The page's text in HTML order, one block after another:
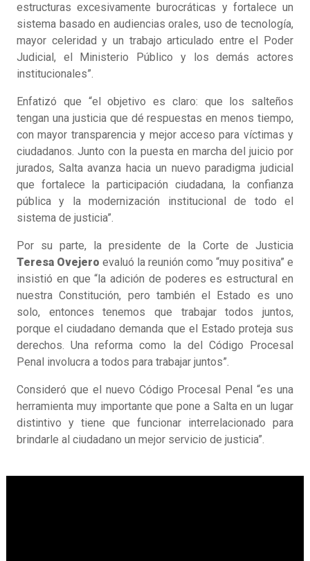
estructuras excesivamente burocráticas y fortalece un
sistema basado en audiencias orales, uso de tecnología,
mayor celeridad y un trabajo articulado entre el Poder
Judicial, el Ministerio Público y los demás actores
institucionales”.
Enfatizó que “el objetivo es claro: que los salteños
tengan una justicia que dé respuestas en menos tiempo,
con mayor transparencia y mejor acceso para víctimas y
ciudadanos. Junto con la puesta en marcha del juicio por
jurados, Salta avanza hacia un nuevo paradigma judicial
que fortalece la participación ciudadana, la confianza
pública y la modernización institucional de todo el
sistema de justicia”.
Por su parte, la presidente de la Corte de Justicia
Teresa Ovejero evaluó la reunión como “muy positiva” e
insistió en que “la adición de poderes es estructural en
nuestra Constitución, pero también el Estado es uno
solo, entonces tenemos que trabajar todos juntos,
porque el ciudadano demanda que el Estado proteja sus
derechos. Una reforma como la del Código Procesal
Penal involucra a todos para trabajar juntos”.
Consideró que el nuevo Código Procesal Penal “es una
herramienta muy importante que pone a Salta en un lugar
distintivo y tiene que funcionar interrelacionado para
brindarle al ciudadano un mejor servicio de justicia”.